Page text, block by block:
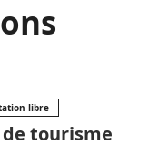
libre
tourisme